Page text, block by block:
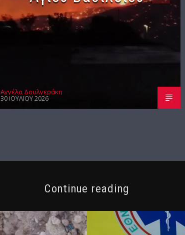
Αγγέλα Δουλγεράκη
30 ΙΟΥΛΊΟΥ 2026
Continue reading